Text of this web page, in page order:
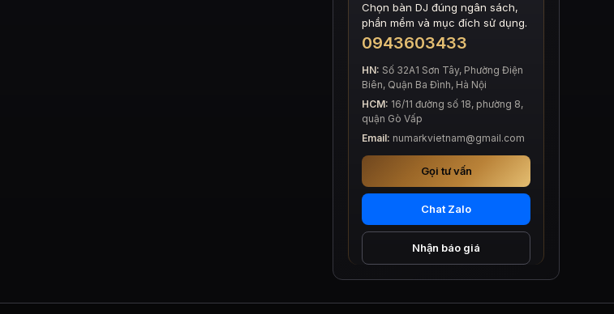
Chọn bàn DJ đúng ngân sách,
phần mềm và mục đích sử dụng.
0943603433
HN: Số 32A1 Sơn Tây, Phường Điện
Biên, Quận Ba Đình, Hà Nội
HCM: 16/11 đường số 18, phường 8,
quận Gò Vấp
Email: numarkvietnam@gmail.com
Gọi tư vấn
Chat Zalo
Nhận báo giá